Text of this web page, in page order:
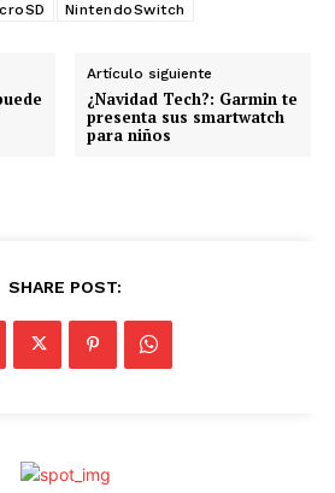
NintendoSwitch
Artículo siguiente
¿Navidad Tech?: Garmin te
presenta sus smartwatch
para niños
SHARE POST: